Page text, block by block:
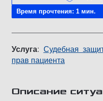
Время прочтения: 1 мин.
Услуга: Судебная
прав пациента
Описание